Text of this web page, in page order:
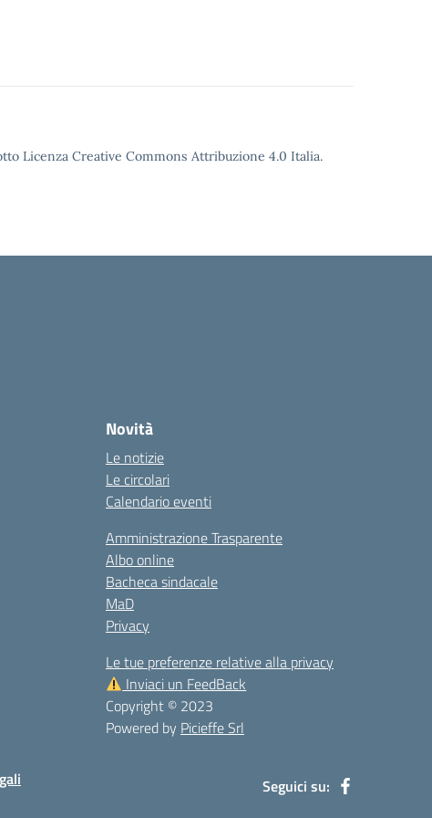
Licenza Creative Commons Attribuzione 4.0 Italia.
Novità
Le notizie
Le circolari
Calendario eventi
Amministrazione Trasparente
Albo online
Bacheca sindacale
MaD
Privacy
Le tue preferenze relative alla privacy
Inviaci un FeedBack
Copyright © 2023
Powered by Picieffe Srl
Seguici su: